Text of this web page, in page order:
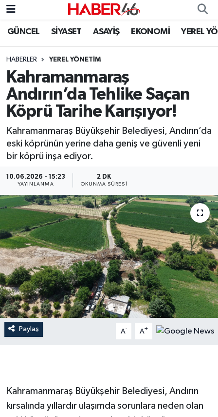
GÜNCEL SİYASET ASAYİŞ EKONOMİ YEREL
HABERLER YEREL YÖNETİM
Kahramanmaraş
Andırın’da Tehlike Saçan
Köprü Tarihe Karışıyor!
Kahramanmaraş Büyükşehir Belediyesi, Andırın’da
eski köprünün yerine daha geniş ve güvenli yeni
bir köprü inşa ediyor.
10.06.2026 - 15:23
YAYINLANMA
2 DK
OKUNMA SÜRESI
Paylaş A- A+
Kahramanmaraş Büyükşehir Belediyesi, Andırın
kırsalında yıllardır ulaşımda sorunlara neden olan
GÜNCEL
SİYASET
EKONOMİ
SPOR
YAŞAM
TEKNOLOJİ
SAĞLIK
EĞİTİM
İLÇE HABERLERİ
KÜLTÜR-SANAT
KSÜ
DÜNYA
ROPORTAJ
YEREL YÖNETİM
Nöbetçi Eczaneler
Hava Durumu
Kahramanmaraş Namaz Vakitleri
Trafik Durumu
Süper Lig Puan Durumu ve Fikstür
Tüm Manşetler
Son Dakika Haberleri
Haber Arşivi